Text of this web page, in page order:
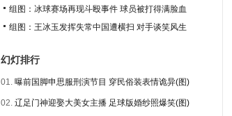
组图：冰球赛场再现斗殴事件 球员被打得满脸血
组图：王冰玉发挥失常中国遭横扫 对手谈笑风生
幻灯排行
01. 曝前国脚申思服刑演节目 穿民俗装表情诡异(图)
02. 辽足门神迎娶大美女主播 足球版婚纱照爆笑(图)